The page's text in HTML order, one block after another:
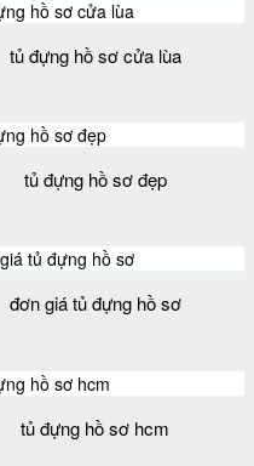
tủ đựng hồ sơ cửa lùa
tủ đựng hồ sơ đẹp
đơn giá tủ đựng hồ sơ
tủ đựng hồ sơ hcm